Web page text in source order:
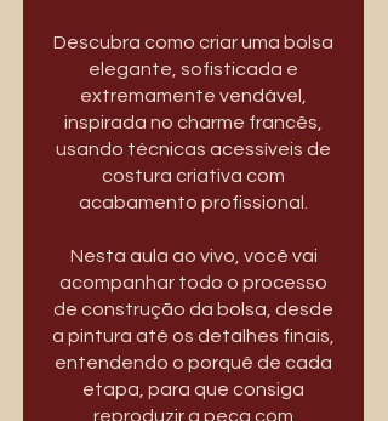
Descubra como criar uma bolsa
elegante, sofisticada e
extremamente vendável,
inspirada no charme francês,
usando técnicas acessíveis de
costura criativa com
acabamento profissional.
Nesta aula ao vivo, você vai
acompanhar todo o processo
de construção da bolsa, desde
a pintura até os detalhes finais,
entendendo o porquê de cada
etapa, para que consiga
reproduzir a peça com